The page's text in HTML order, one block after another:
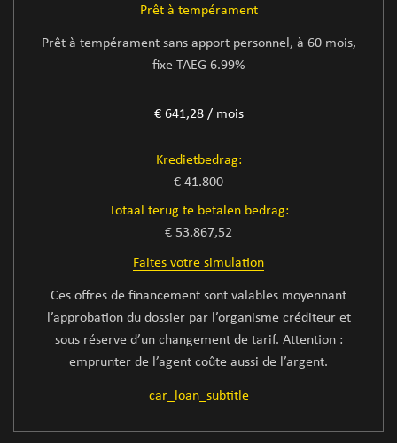
Prêt à tempérament
Prêt à tempérament sans apport personnel, à 60 mois,
fixe TAEG 6.99%
€ 641,28 / mois
Kredietbedrag:
€ 41.800
Totaal terug te betalen bedrag:
€ 53.867,52
Faites votre simulation
Ces offres de financement sont valables moyennant
l’approbation du dossier par l’organisme créditeur et
sous réserve d’un changement de tarif. Attention :
emprunter de l’agent coûte aussi de l’argent.
car_loan_subtitle